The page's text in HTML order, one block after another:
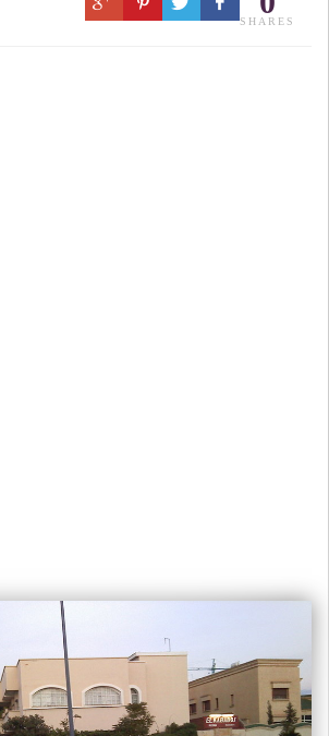
SHARES